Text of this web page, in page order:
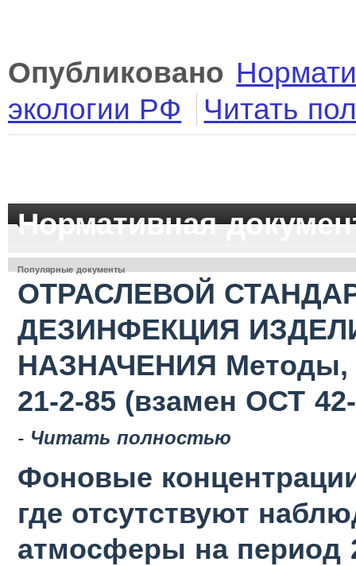
Опубликовано
экологии РФ
Читать
Нормативная
Популярные документы
ОТРАСЛЕВОЙ
ДЕЗИНФЕКЦИЯ
НАЗНАЧЕНИЯ Методы,
21-2-85 (взамен ОСТ
- Читать полностью
Фоновые
где отсутствуют
атмосферы на период